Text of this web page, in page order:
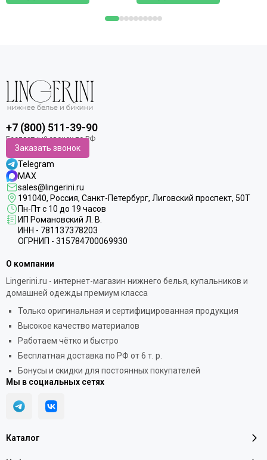
+7 (800) 511-39-90
Заказать звонок
Telegram
MAX
sales@lingerini.ru
191040, Россия, Санкт-Петербург, Лиговский проспект, 50Т
Пн-Пт с 10 до 19 часов
ИП Романовский Л. В.
ИНН - 781137378203
ОГРНИП - 315784700069930
Каталог
О компании
Lingerini.ru - интернет-магазин нижнего белья, купальников и
домашней одежды премиум класса
Только оригинальная и сертифицированная продукция
Высокое качество материалов
Работаем чётко и быстро
Бесплатная доставка по РФ от 6 т. р.
Бонусы и скидки для постоянных покупателей
Мы в социальных сетях